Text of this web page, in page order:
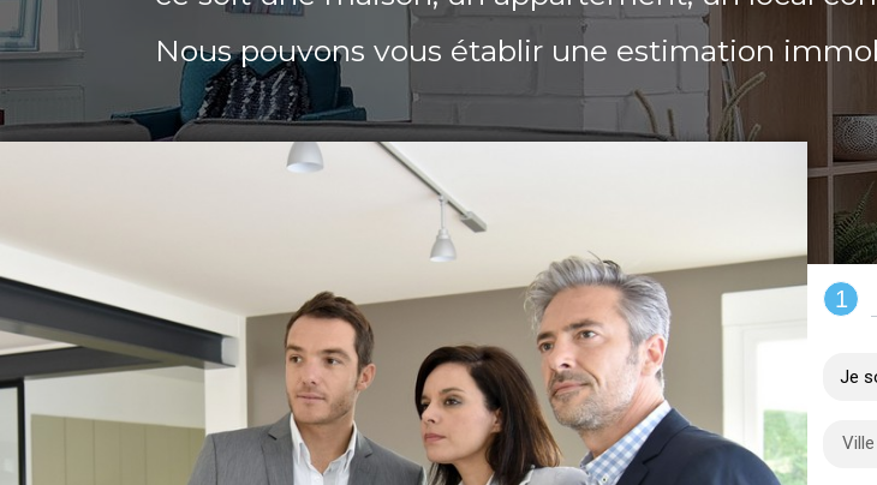
Nous pouvons vous établir une estimation
1